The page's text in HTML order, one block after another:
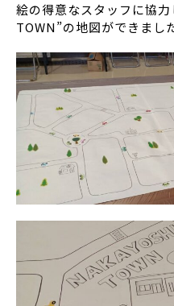
絵の得意なスタッフに協
TOWN”の地図ができまし